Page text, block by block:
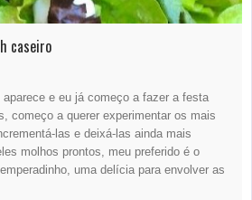
caseiro
e eu já começo a fazer a festa
começo a querer experimentar os mais
las e deixá-las ainda mais
molhos prontos, meu preferido é o
uma delícia para envolver as